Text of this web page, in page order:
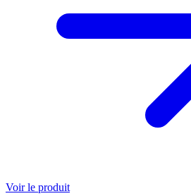
Voir le produit